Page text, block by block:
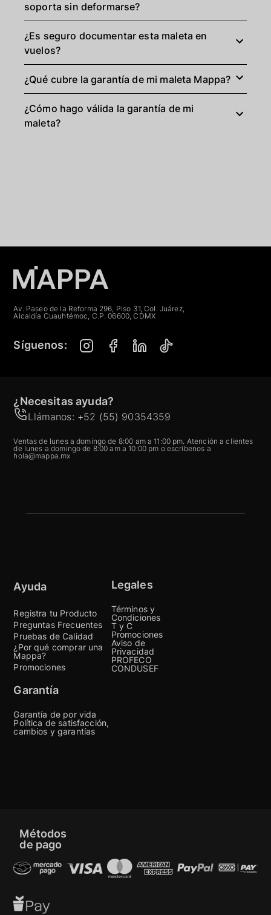
soporta sin deformarse?
¿Es seguro documentar esta maleta en
vuelos?
¿Qué cubre la garantía de mi maleta Mappa?
¿Cómo hago válida la garantía de mi
maleta?
Av. Paseo de la Reforma 296, Piso 31, Col. Juárez,
Alcaldía Cuauhtémoc, C.P. 06600, CDMX
Síguenos:
¿Necesitas ayuda?
Llámanos: +52 (55) 90354359
Ventas de lunes a domingo de 8:00 am a 11:00 pm. Atención a clientes
de lunes a domingo de 8:00 am a 10:00 pm o escríbenos a
hola@mappa.mx
Ayuda
Registra tu Producto
Preguntas Frecuentes
Pruebas de Calidad
¿Por qué comprar una
Mappa?
Promociones
Legales
Términos y
Condiciones
T y C
Promociones
Aviso de
Privacidad
PROFECO
CONDUSEF
Garantía
Garantía de por vida
Política de satisfacción,
cambios y garantías
Métodos
de pago